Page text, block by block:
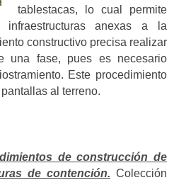
tablestacas, lo cual permite
infraestructuras anexas a la
constructivo precisa realizar
una fase, pues es necesario
Este procedimiento
al terreno.
de construcción de
de contención. Colección